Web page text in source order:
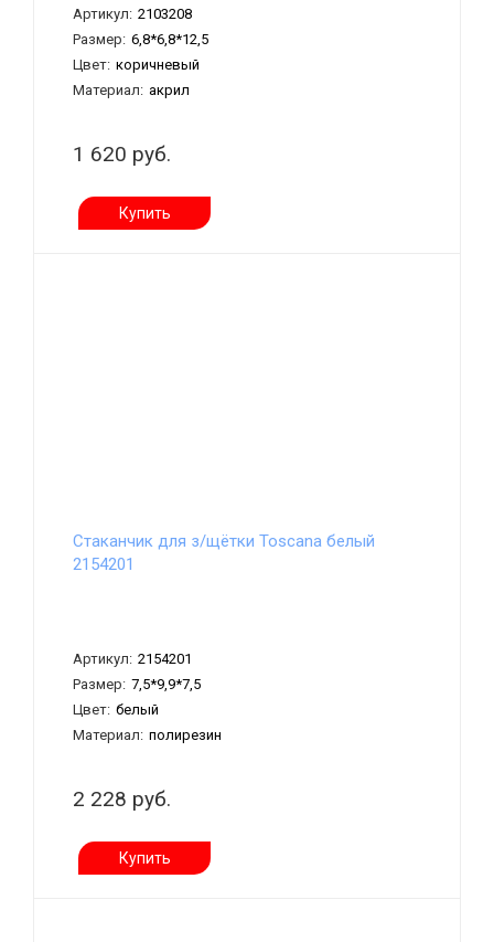
Артикул: 2103208
Размер: 6,8*6,8*12,5
Цвет: коричневый
Материал: акрил
1 620 руб.
Купить
Стаканчик для з/щётки Toscana белый
2154201
Артикул: 2154201
Размер: 7,5*9,9*7,5
Цвет: белый
Материал: полирезин
2 228 руб.
Купить